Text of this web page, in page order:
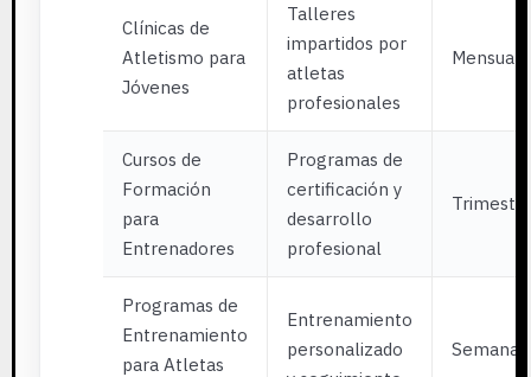
Clínicas de
Atletismo para
Jóvenes
Talleres
impartidos por
atletas
profesionales
Mensual
Cursos de
Formación
para
Entrenadores
Programas de
certificación y
desarrollo
profesional
Programas de
Entrenamiento
para Atletas
Entrenamiento
personalizado
Semanal